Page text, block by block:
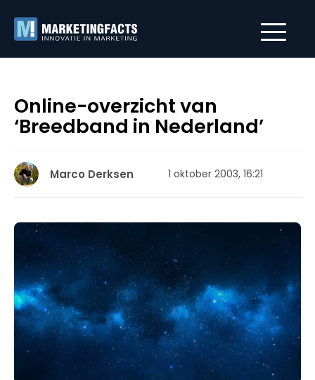
Online-overzicht van
‘Breedband in Nederland’
Marco Derksen 1 oktober 2003, 16:21